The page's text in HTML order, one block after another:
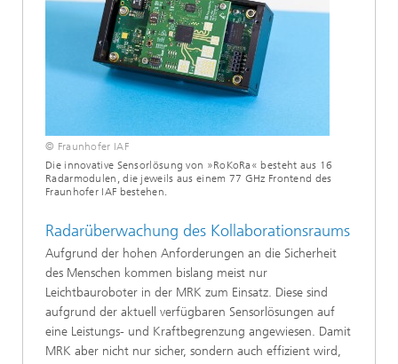
© Fraunhofer IAF
Die innovative Sensorlösung von »RoKoRa« besteht aus 16
Radarmodulen, die jeweils aus einem 77 GHz Frontend des
Fraunhofer IAF bestehen.
Radarüberwachung des Kollaborationsraums
Aufgrund der hohen Anforderungen an die Sicherheit
des Menschen kommen bislang meist nur
Leichtbauroboter in der MRK zum Einsatz. Diese sind
aufgrund der aktuell verfügbaren Sensorlösungen auf
eine Leistungs- und Kraftbegrenzung angewiesen. Damit
MRK aber nicht nur sicher, sondern auch effizient wird,